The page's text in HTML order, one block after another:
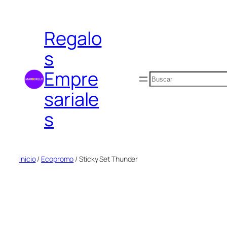
contenidoRegalo
s
Empre
sariale
s
Buscar
Inicio/ Ecopromo / Sticky Set Thunder